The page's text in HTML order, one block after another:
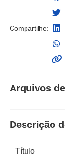
Compartilhe:
Arquivos
Descrição
Título